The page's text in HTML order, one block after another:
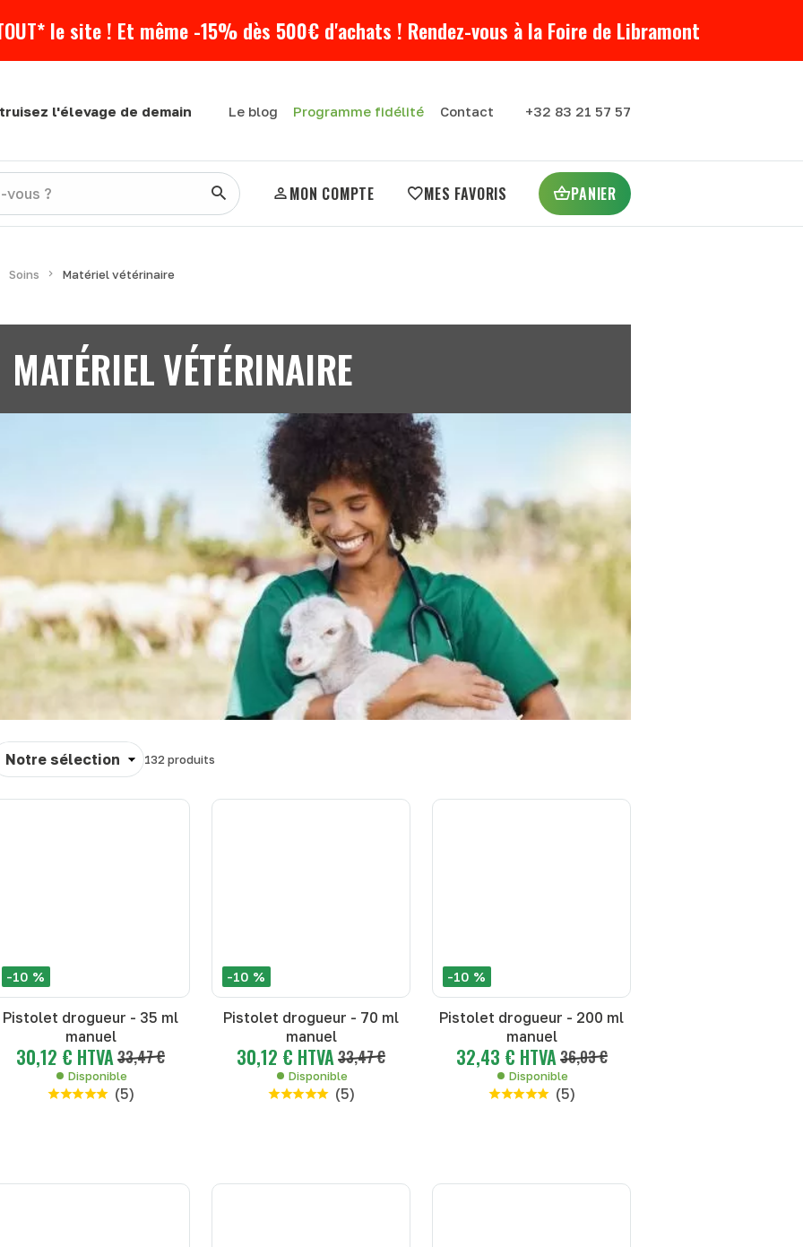
le site ! Et même -15% dès 500€ d'achats ! Rendez-vous à la Foire de Libramont
l'élevage de demain Le blog Programme fidélité Contact +32 83 21 57 57
MON COMPTE MES FAVORIS PANIER
Soins Matériel vétérinaire
MATÉRIEL VÉTÉRINAIRE
132 produits
-10 %
Pistolet drogueur - 35 ml
manuel
30,12 € HTVA 33,47 €
Disponible
(5)
-10 %
Pistolet drogueur - 70 ml
manuel
30,12 € HTVA 33,47 €
Disponible
(5)
-10 %
Pistolet drogueur - 200 ml
manuel
32,43 € HTVA 36,03 €
Disponible
(5)